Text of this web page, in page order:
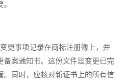
事项记录在商标注册簿上，并
备案通知书。这份文件是变更已完
。同时，应核对新证书上的所有信